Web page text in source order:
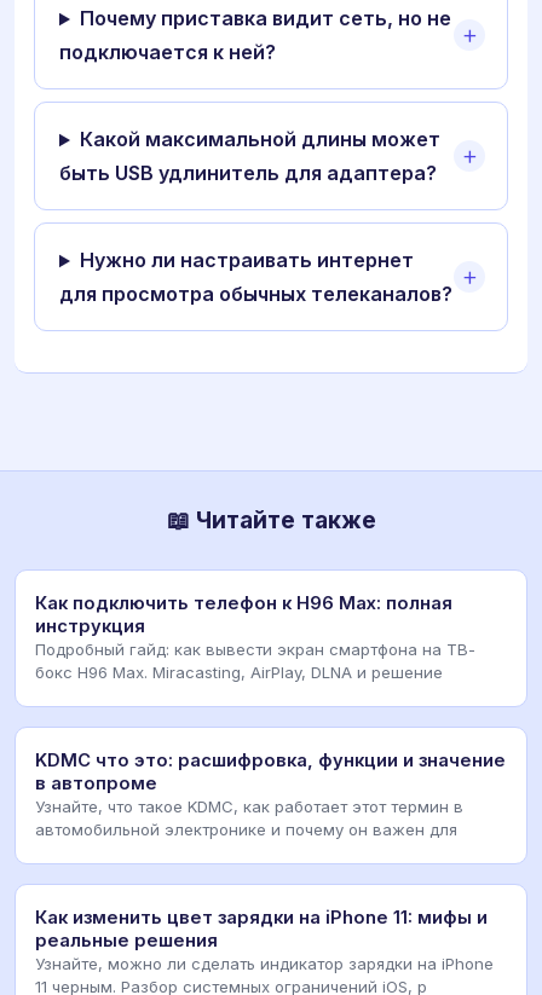
Почему приставка видит сеть, но не
подключается к ней?
Какой максимальной длины может
быть USB удлинитель для адаптера?
Нужно ли настраивать интернет
для просмотра обычных телеканалов?
📖 Читайте также
Как подключить телефон к H96 Max: полная
инструкция
Подробный гайд: как вывести экран смартфона на ТВ-
бокс H96 Max. Miracasting, AirPlay, DLNA и решение
KDMC что это: расшифровка, функции и значение
в автопроме
Узнайте, что такое KDMC, как работает этот термин в
автомобильной электронике и почему он важен для
Как изменить цвет зарядки на iPhone 11: мифы и
реальные решения
Узнайте, можно ли сделать индикатор зарядки на iPhone
11 черным. Разбор системных ограничений iOS, р